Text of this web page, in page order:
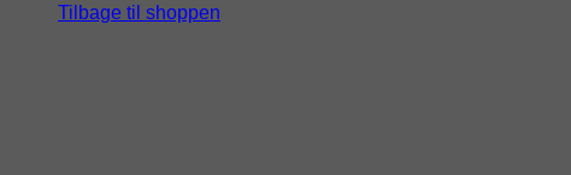
Tilbage til shoppen